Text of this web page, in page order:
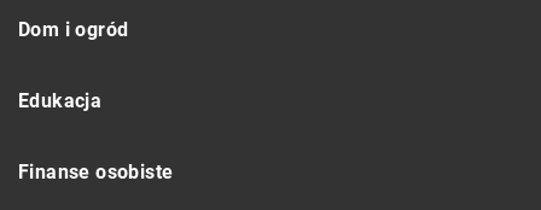
Dom i ogród
Edukacja
Finanse osobiste